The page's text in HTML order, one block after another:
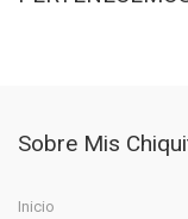
Sobre Mis
Inicio